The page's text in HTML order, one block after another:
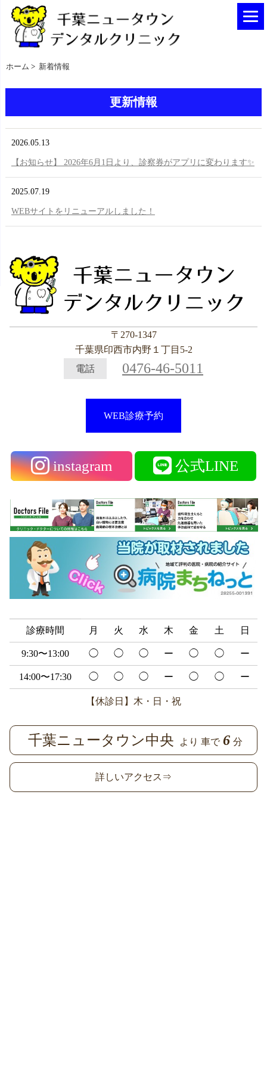
ホーム > 新着情報
更新情報
2026.05.13
【お知らせ】 2026年6月1日より、診察券がアプリに変わります✨
2025.07.19
WEBサイトをリニューアルしました！
〒270-1347
千葉県印西市内野１丁目5-2
電話
0476-46-5011
WEB診療予約
instagram 公式LINE
診療時間 月 火 水 木 金 土 日
9:30〜13:00 ◯ ◯ ◯ ー ◯ ◯ ー
14:00〜17:30 ◯ ◯ ◯ ー ◯ ◯ ー
【休診日】木・日・祝
千葉ニュータウン中央 より 車で 6 分
詳しいアクセス⇒